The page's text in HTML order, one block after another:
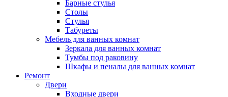
Барные стулья
Столы
Стулья
Табуреты
Мебель для ванных комнат
Зеркала для ванных комнат
Тумбы под раковину
Шкафы и пеналы для ванных комнат
Ремонт
Двери
Входные двери